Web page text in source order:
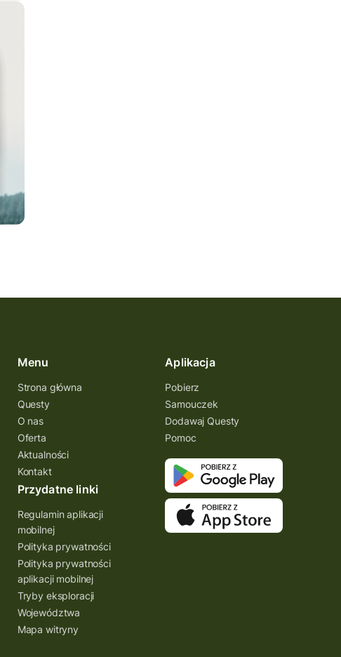
Menu
Strona główna
Questy
O nas
Oferta
Aktualności
Kontakt
Przydatne linki
Regulamin aplikacji
mobilnej
Polityka prywatności
Polityka prywatności
aplikacji mobilnej
Tryby eksploracji
Województwa
Mapa witryny
Aplikacja
Pobierz
Samouczek
Dodawaj Questy
Pomoc